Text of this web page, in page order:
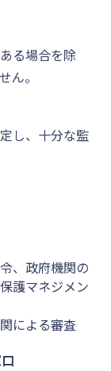
る場合を除
ん。
し、十分な監
、政府機関の
護マネジメン
による審査